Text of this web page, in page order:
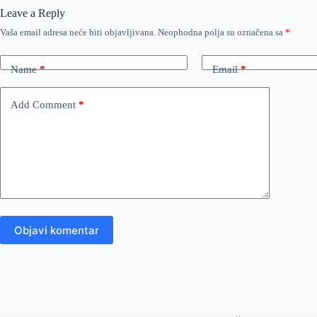
Leave a Reply
Vaša email adresa neće biti objavljivana. Neophodna polja su označena sa *
Name* Email*
Add Comment *
Objavi komentar